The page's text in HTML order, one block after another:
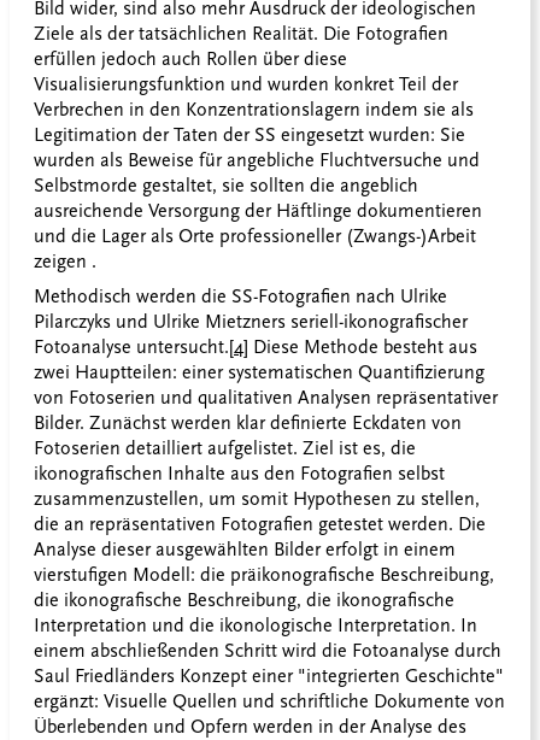
Bild wider, sind also mehr Ausdruck der ideologischen
Ziele als der tatsächlichen Realität. Die Fotografien
erfüllen jedoch auch Rollen über diese
Visualisierungsfunktion und wurden konkret Teil der
Verbrechen in den Konzentrationslagern indem sie als
Legitimation der Taten der SS eingesetzt wurden: Sie
wurden als Beweise für angebliche Fluchtversuche und
Selbstmorde gestaltet, sie sollten die angeblich
ausreichende Versorgung der Häftlinge dokumentieren
und die Lager als Orte professioneller (Zwangs-)Arbeit
zeigen .
Methodisch werden die SS-Fotografien nach Ulrike
Pilarczyks und Ulrike Mietzners seriell-ikonografischer
Fotoanalyse untersucht.[4] Diese Methode besteht aus
zwei Hauptteilen: einer systematischen Quantifizierung
von Fotoserien und qualitativen Analysen repräsentativer
Bilder. Zunächst werden klar definierte Eckdaten von
Fotoserien detailliert aufgelistet. Ziel ist es, die
ikonografischen Inhalte aus den Fotografien selbst
zusammenzustellen, um somit Hypothesen zu stellen,
die an repräsentativen Fotografien getestet werden. Die
Analyse dieser ausgewählten Bilder erfolgt in einem
vierstufigen Modell: die präikonografische Beschreibung,
die ikonografische Beschreibung, die ikonografische
Interpretation und die ikonologische Interpretation. In
einem abschließenden Schritt wird die Fotoanalyse durch
Saul Friedländers Konzept einer "integrierten Geschichte"
ergänzt: Visuelle Quellen und schriftliche Dokumente von
Überlebenden und Opfern werden in der Analyse des